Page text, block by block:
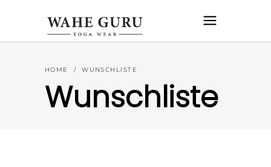
HOME /WUNSCHLISTE
Wunschliste